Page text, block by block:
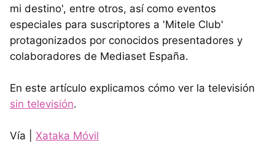
mi destino', entre otros, así como eventos
especiales para suscriptores a 'Mitele Club'
protagonizados por conocidos presentadores y
colaboradores de Mediaset España.
En este artículo explicamos cómo ver la televisión
sin televisión.
Vía | Xataka Móvil